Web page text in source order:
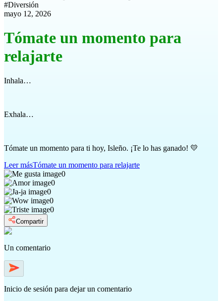
#Diversión
mayo 12, 2026
Tómate un momento para
relajarte
Inhala…
Exhala…
Tómate un momento para ti hoy, Isleño. ¡Te lo has ganado! 💛
Leer másTómate un momento para relajarte
0
0
0
0
0
Compartir
Un comentario
Inicio de sesión para dejar un comentario